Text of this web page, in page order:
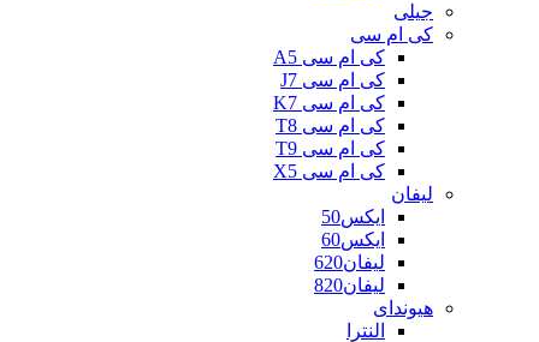
جیلی
کی ام سی
کی ام سی A5
کی ام سی J7
کی ام سی K7
کی ام سی T8
کی ام سی T9
کی ام سی X5
لیفان
ایکس50
ایکس60
لیفان620
لیفان820
هیوندای
النترا